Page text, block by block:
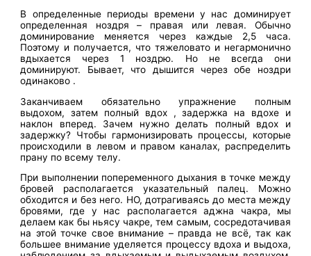
В определенные периоды времени у нас доминирует
определенная ноздря – правая или левая. Обычно
доминирование меняется через каждые 2,5 часа.
Поэтому и получается, что тяжеловато и негармонично
вдыхается через 1 ноздрю. Но не всегда они
доминируют. Бывает, что дышится через обе ноздри
одинаково .
Заканчиваем обязательно упражнение полным
выдохом, затем полный вдох , задержка на вдохе и
наклон вперед. Зачем нужно делать полный вдох и
задержку? Чтобы гармонизировать процессы, которые
происходили в левом и правом каналах, распределить
прану по всему телу.
При выполнении попеременного дыхания в точке между
бровей располагается указательный палец. Можно
обходится и без него. НО, дотрагиваясь до места между
бровями, где у нас располагается аджна чакра, мы
делаем как бы ньясу чакре, тем самым, сосредотачивая
на этой точке свое внимание – правда не всё, так как
большее внимание уделяется процессу вдоха и выдоха,